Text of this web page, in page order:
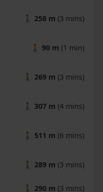
🚶 258 m (3 mins)
🚶 90 m (1 min)
🚶 269 m (3 mins)
🚶 307 m (4 mins)
🚶 511 m (6 mins)
🚶 289 m (3 mins)
🚶 290 m (3 mins)